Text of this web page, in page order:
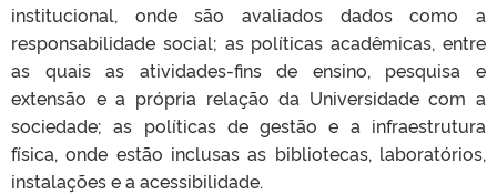
institucional, onde são avaliados dados como a
responsabilidade social; as políticas acadêmicas, entre
as quais as atividades-fins de ensino, pesquisa e
extensão e a própria relação da Universidade com a
sociedade; as políticas de gestão e a infraestrutura
física, onde estão inclusas as bibliotecas, laboratórios,
instalações e a acessibilidade.